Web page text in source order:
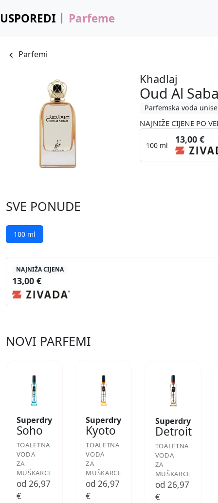
USPOREDI Parfeme
Parfemi
Khadlaj
Oud Al
Parfemska voda
NAJNIŽE CIJENE PO
100 ml
13,00 €
SVE PONUDE
100 ml
NAJNIŽA CIJENA
13,00 €
NOVI PARFEMI
Superdry
Soho
TOALETNA
VODA
ZA
MUŠKARCE
od 26,97
€
Superdry
Kyoto
TOALETNA
VODA
ZA
MUŠKARCE
od 26,97
€
Superdry
Detroit
TOALETNA
VODA
ZA
MUŠKARCE
od 26,97
€